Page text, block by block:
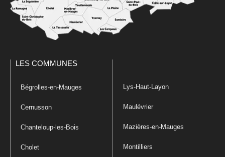
LES COMMUNES
Bégrolles-en-Mauges
Cernusson
Chanteloup-les-Bois
Cholet
Lys-Haut-Layon
Maulévrier
Mazières-en-Mauges
Montilliers